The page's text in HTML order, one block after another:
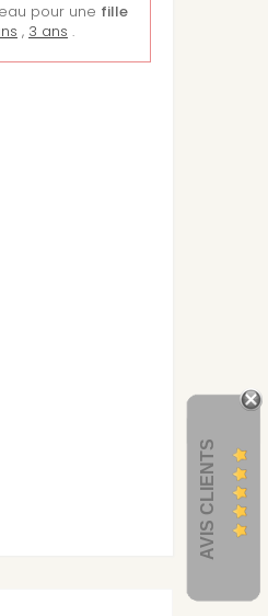
pour une fille
, 3 ans .
AVIS CLIENTS